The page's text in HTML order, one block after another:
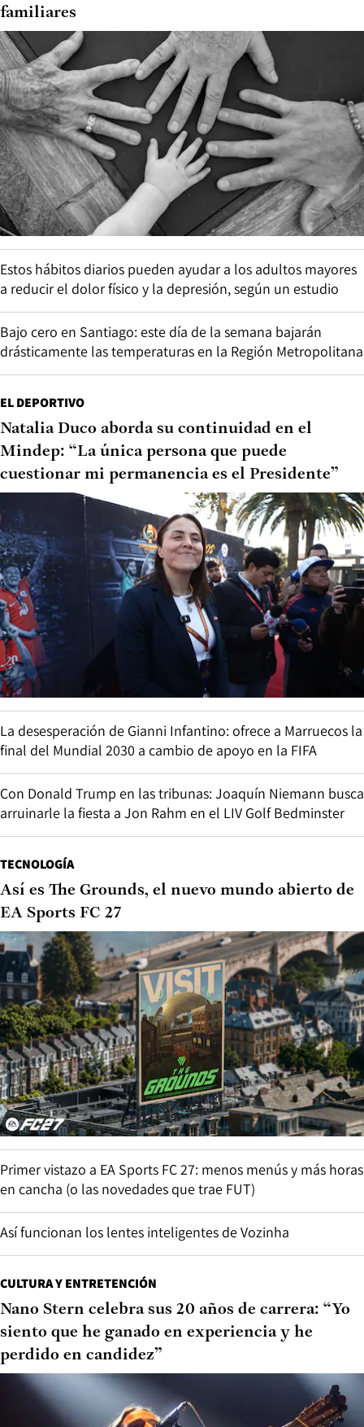
familiares
Estos hábitos diarios pueden ayudar a los adultos mayores
a reducir el dolor físico y la depresión, según un estudio
Bajo cero en Santiago: este día de la semana bajarán
drásticamente las temperaturas en la Región Metropolitana
EL DEPORTIVO
Natalia Duco aborda su continuidad en el
Mindep: “La única persona que puede
cuestionar mi permanencia es el Presidente”
La desesperación de Gianni Infantino: ofrece a Marruecos la
final del Mundial 2030 a cambio de apoyo en la FIFA
Con Donald Trump en las tribunas: Joaquín Niemann busca
arruinarle la fiesta a Jon Rahm en el LIV Golf Bedminster
TECNOLOGÍA
Así es The Grounds, el nuevo mundo abierto de
EA Sports FC 27
Primer vistazo a EA Sports FC 27: menos menús y más horas
en cancha (o las novedades que trae FUT)
Así funcionan los lentes inteligentes de Vozinha
CULTURA Y ENTRETENCIÓN
Nano Stern celebra sus 20 años de carrera: “Yo
siento que he ganado en experiencia y he
perdido en candidez”